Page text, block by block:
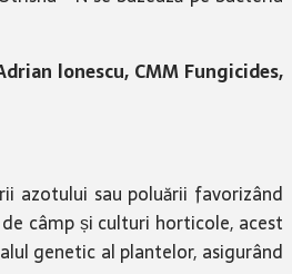
lonescu, CMM Fungicides,
azotului sau poluării favorizând
câmp și culturi horticole, acest
genetic al plantelor, asigurând